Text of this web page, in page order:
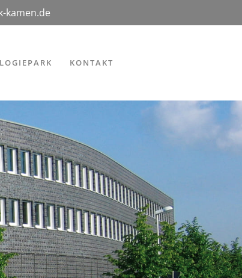
kamen.de
KONTAKT